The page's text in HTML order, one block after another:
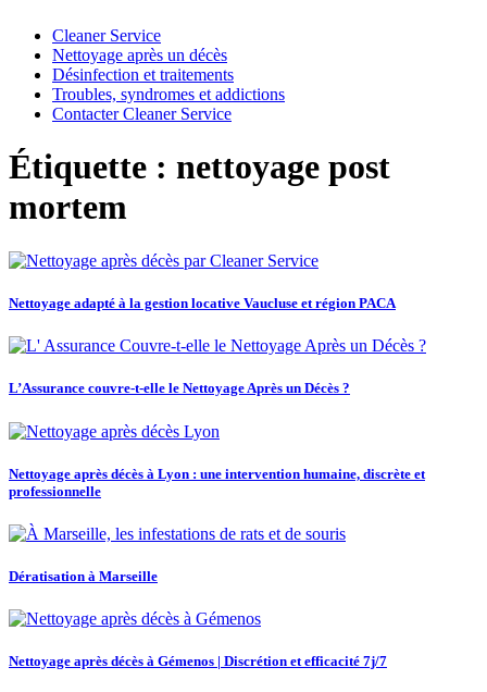
Cleaner Service
Nettoyage après un décès
Désinfection et traitements
Troubles, syndromes et addictions
Contacter Cleaner Service
Étiquette : nettoyage post
mortem
Nettoyage adapté à la gestion locative Vaucluse et région PACA
L’Assurance couvre-t-elle le Nettoyage Après un Décès ?
Nettoyage après décès à Lyon : une intervention humaine, discrète et
professionnelle
Dératisation à Marseille
Nettoyage après décès à Gémenos | Discrétion et efficacité 7j/7